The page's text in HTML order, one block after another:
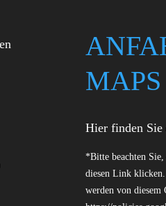
MAPS
Hier finden Sie
*Bitte beachten Sie,
diesen Link klicken.
werden von diesem